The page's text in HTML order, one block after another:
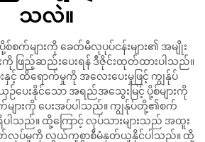
သလဲ။
များကို ခေတ်မီလုပုပ်ငန်းများ၏ အမျိုး
ကို ဖြည့်ဆည်းပေးရန် ဒီဇိုင်းထုတ်ထားပါသည်။
နှင့် ထိရောက်မှုကို အလေးပေးမှုဖြင့် ကျွန်ုပ်
ေးနိုင်သော အရည်အသွေးမြင့် ပို့စ်များကို
များကို ပေးအပ်ပါသည်။ ကျွန်ုပ်တို့၏စက်
ပါသည်။ ထို့ကြောင့် လုပ်သားများသည် အထူး
တ်လုပ်မှုကို လွယ်ကူစွာစီမံနုတ်ယူနိုင်ပါသည်။ ထို့